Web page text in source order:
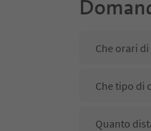
Che orari
Che tipo di
Quanto